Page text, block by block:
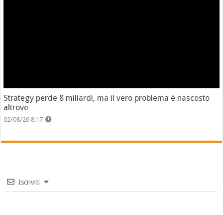
Strategy perde 8 miliardi, ma il vero problema è nascosto
altrove
02/08/26 8:17
Iscriviti